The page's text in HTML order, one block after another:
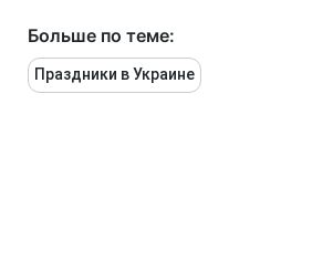
Больше по теме:
Праздники в Украине